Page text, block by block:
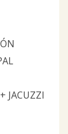
JACUZZI